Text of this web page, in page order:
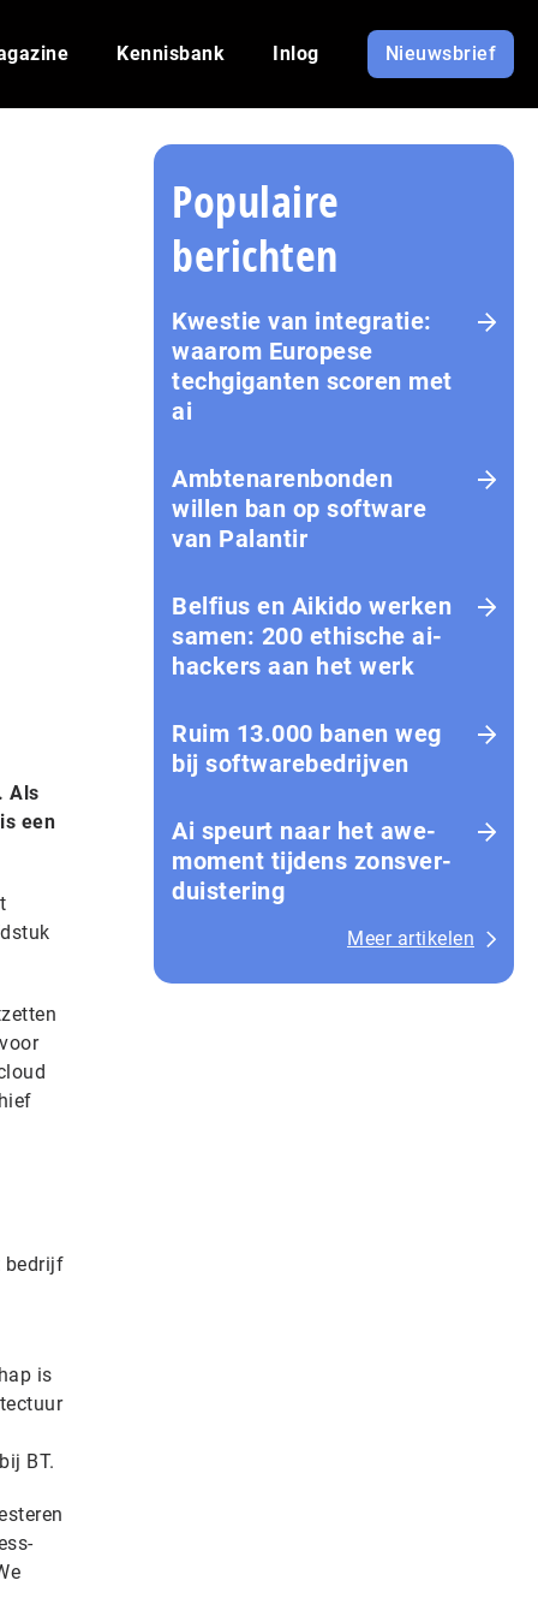
Kennisbank Inlog Nieuwsbrief
Als
een
bedrijf
is
BT.
Populaire
berichten
Kwestie van integratie:
waarom Europese
techgiganten scoren met
ai
Amb­te­na­ren­bon­den
willen ban op software
van Palantir
Belfius en Aikido werken
samen: 200 ethische ai-
hackers aan het werk
Ruim 13.000 banen weg
bij softwarebedrijven
Ai speurt naar het awe-
moment tijdens zons­ver­
duis­te­ring
Meer artikelen